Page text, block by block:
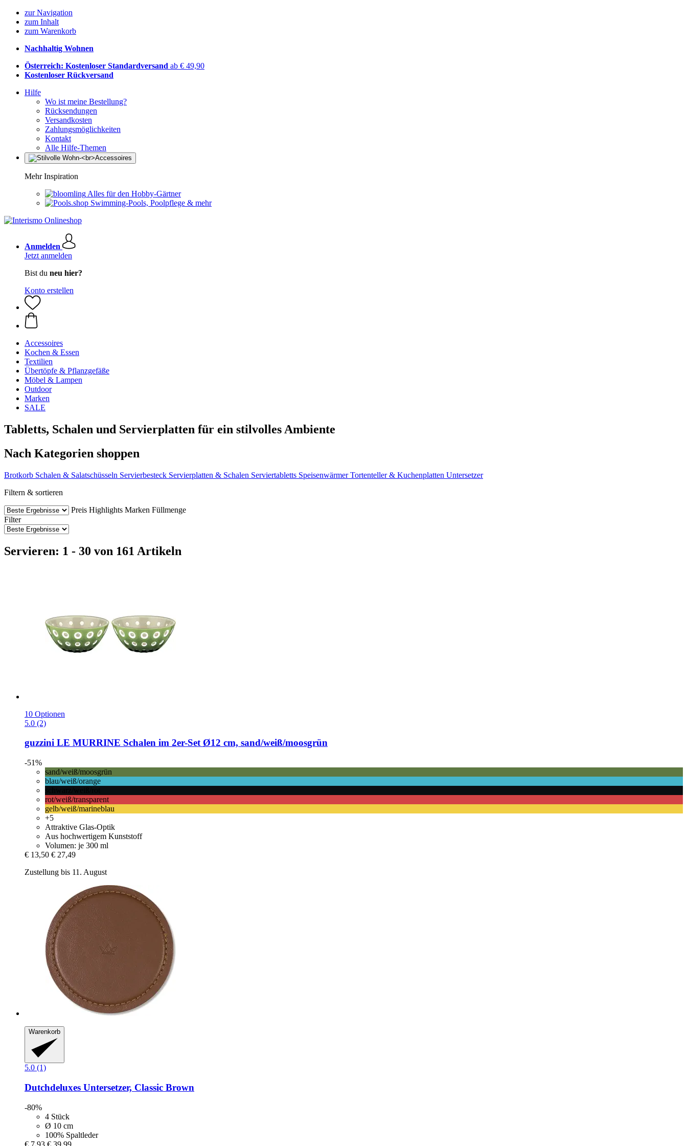
zur Navigation
zum Inhalt
zum Warenkorb
Nachhaltig Wohnen
Österreich: Kostenloser Standardversand ab € 49,90
Kostenloser Rückversand
Hilfe
Wo ist meine Bestellung?
Rücksendungen
Versandkosten
Zahlungsmöglichkeiten
Kontakt
Alle Hilfe-Themen
Mehr Inspiration
Alles für den Hobby-Gärtner
Swimming-Pools, Poolpflege & mehr
Anmelden
Jetzt anmelden
Bist du neu hier?
Konto erstellen
Accessoires
Kochen & Essen
Textilien
Übertöpfe & Pflanzgefäße
Möbel & Lampen
Outdoor
Marken
SALE
Tabletts, Schalen und Servierplatten für ein stilvolles Ambiente
Nach Kategorien shoppen
Brotkorb Schalen & Salatschüsseln Servierbesteck Servierplatten & Schalen Serviertabletts Speisenwärmer Tortenteller & Kuchenplatten Untersetzer
Filtern & sortieren
Preis Highlights Marken Füllmenge
Filter
Servieren: 1 - 30 von 161 Artikeln
10 Optionen
5.0 (2)
guzzini LE MURRINE Schalen im 2er-​Set Ø12 cm, sand/weiß/moosgrün
-51%
sand/weiß/moosgrün
blau/weiß/orange
rot/weiß/transparent
gelb/weiß/marineblau
+5
Attraktive Glas-Optik
Aus hochwertigem Kunststoff
Volumen: je 300 ml
€ 13,50 € 27,49
Zustellung bis 11. August
Warenkorb
5.0 (1)
Dutchdeluxes Untersetzer, Classic Brown
-80%
4 Stück
Ø 10 cm
100% Spaltleder
€ 7,93 € 39,99